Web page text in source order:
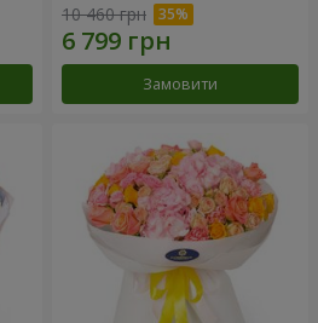
10 460 грн
Замовити